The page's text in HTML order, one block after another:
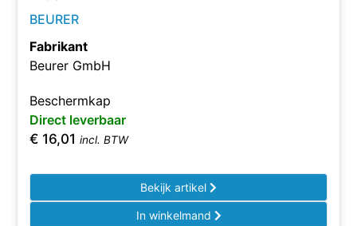
BEURER
Fabrikant
Beurer GmbH
Beschermkap
Direct leverbaar
€ 16,01 incl. BTW
Bekijk artikel
In winkelmand